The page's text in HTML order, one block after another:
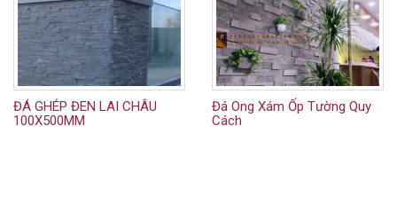
ĐÁ GHÉP ĐEN LAI CHÂU
100X500MM
Đá Ong Xám Ốp Tường Quy
Cách